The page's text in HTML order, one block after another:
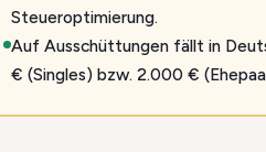
Steueroptimierung.
Auf Ausschüttungen fällt in
€ (Singles) bzw. 2.000 €